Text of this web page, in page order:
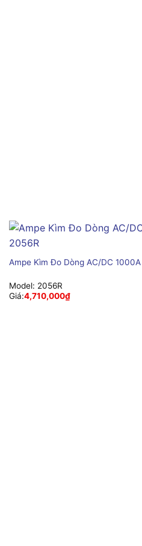
Ampe Kìm Đo Dòng AC/DC
Model: 2056R
Giá:4,710,000₫